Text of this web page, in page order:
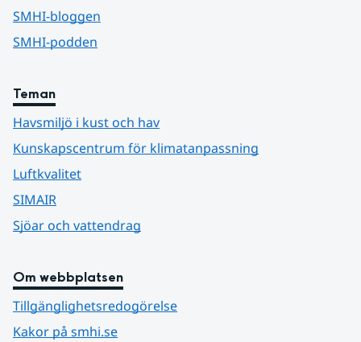
SMHI-bloggen
SMHI-podden
Teman
Havsmiljö i kust och hav
Kunskapscentrum för klimatanpassning
Luftkvalitet
SIMAIR
Sjöar och vattendrag
Om webbplatsen
Tillgänglighetsredogörelse
Kakor på smhi.se